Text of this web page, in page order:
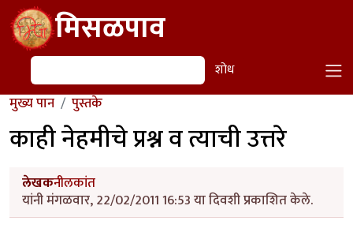
Skip to main contentमिसळपाव
शोध शोध
मुख्य पान पुस्तके
काही नेहमीचे प्रश्न व त्याची उत्तरे
लेखकनीलकांत
यांनी मंगळवार, 22/02/2011 16:53 या दिवशी प्रकाशित केले.